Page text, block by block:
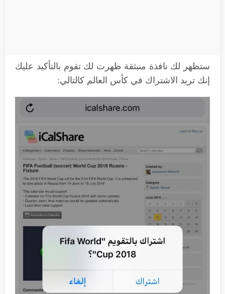
ستظهر لك نافذة منبثقة ظهرت لك تقوم بالتأكيد عليك
إنك تريد الاشتراك في كأس العالم كالتالي: